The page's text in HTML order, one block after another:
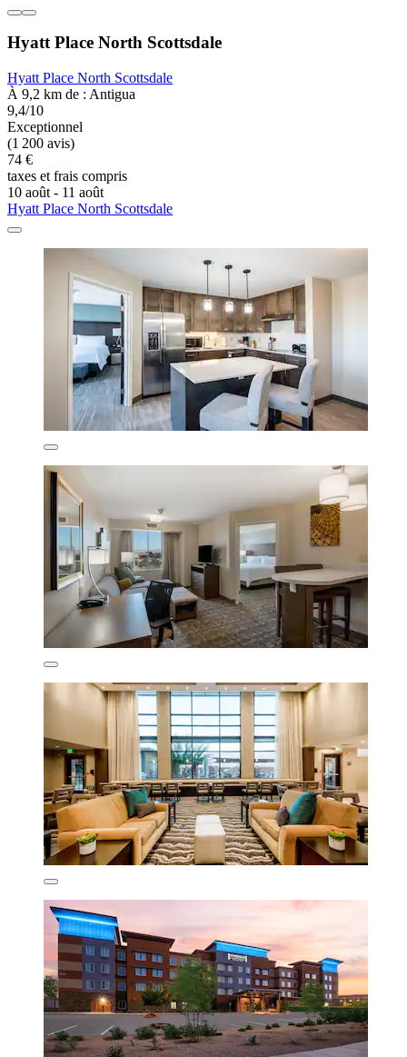
Hyatt Place North Scottsdale
Hyatt Place North Scottsdale
À 9,2 km de : Antigua
9,4/10
Exceptionnel
(1 200 avis)
74 €
taxes et frais compris
10 août - 11 août
Hyatt Place North Scottsdale